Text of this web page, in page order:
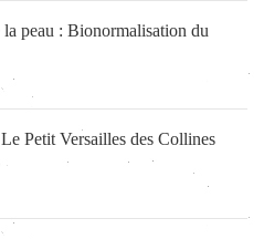
peau : Bionormalisation du
Petit Versailles des Collines